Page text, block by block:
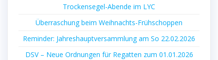
Trockensegel-Abende im LYC
Überraschung beim Weihnachts-Frühschoppen
Reminder: Jahreshauptversammlung am So 22.02.2026
DSV – Neue Ordnungen für Regatten zum 01.01.2026